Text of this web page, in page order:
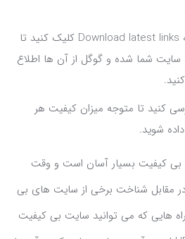
در مرحله آخر، روی گزینه Download latest links کلیک کنید تا
سایت شما شده و گوگل از آن ها اطلاع
کنید تا متوجه میزان کیفیت هر
شوید.
کیفیت بسیار آسان است و وقت
در مقابل شناخت برخی از سایت های بی
هایی که می توانید سایت بی کیفیت